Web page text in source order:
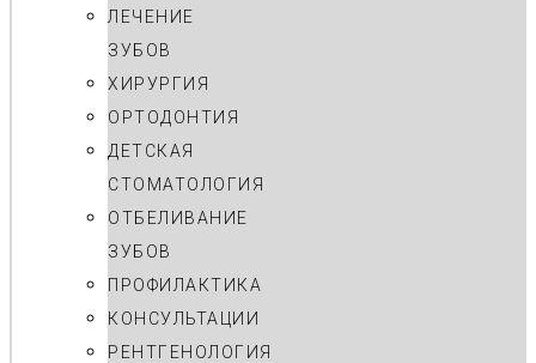
ЛЕЧЕНИЕ
ЗУБОВ
ХИРУРГИЯ
ОРТОДОНТИЯ
ДЕТСКАЯ
СТОМАТОЛОГИЯ
ОТБЕЛИВАНИЕ
ЗУБОВ
ПРОФИЛАКТИКА
КОНСУЛЬТАЦИИ
РЕНТГЕНОЛОГИЯ